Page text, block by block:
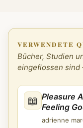
VERWENDETE
Bücher, Studien
eingeflossen
📖 Pleasure
Feeling
adrienne